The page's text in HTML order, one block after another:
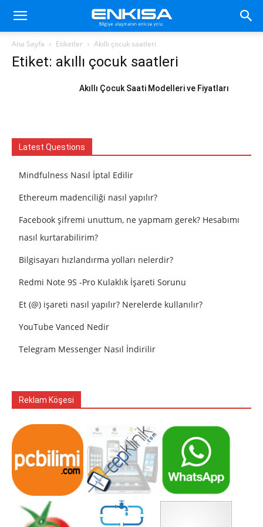
Ana Sayfa Etiketler Akıllı çocuk saatleri
Etiket: akıllı çocuk saatleri
Akıllı Çocuk Saati Modelleri ve Fiyatları
Latest Questions
Mindfulness Nasıl İptal Edilir
Ethereum madenciliği nasıl yapılır?
Facebook şifremi unuttum, ne yapmam gerek? Hesabımı
nasıl kurtarabilirim?
Bilgisayarı hızlandırma yolları nelerdir?
Redmi Note 9S -Pro Kulaklık İşareti Sorunu
Et (@) işareti nasıl yapılır? Nerelerde kullanılır?
YouTube Vanced Nedir
Telegram Messenger Nasıl İndirilir
Reklam Köşesi